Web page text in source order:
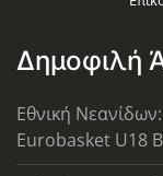
Δημοφιλή
Εθνική
Eurobasket U18